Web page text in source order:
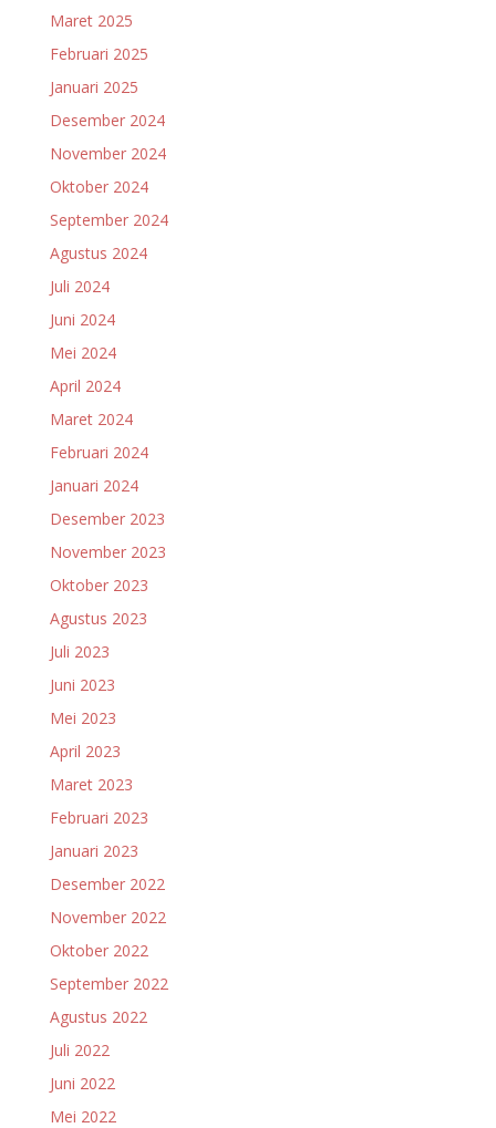
Maret 2025
Februari 2025
Januari 2025
Desember 2024
November 2024
Oktober 2024
September 2024
Agustus 2024
Juli 2024
Juni 2024
Mei 2024
April 2024
Maret 2024
Februari 2024
Januari 2024
Desember 2023
November 2023
Oktober 2023
Agustus 2023
Juli 2023
Juni 2023
Mei 2023
April 2023
Maret 2023
Februari 2023
Januari 2023
Desember 2022
November 2022
Oktober 2022
September 2022
Agustus 2022
Juli 2022
Juni 2022
Mei 2022